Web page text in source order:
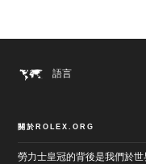
語言
關於ROLEX.ORG
勞力士皇冠的背後是我們於